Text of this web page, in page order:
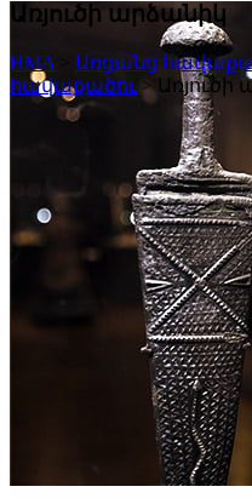
Առյուծի արձանիկ
HMA Առցանց
հավաքածու > Առյուծի